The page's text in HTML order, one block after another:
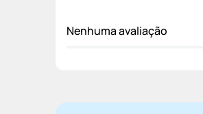
Nenhuma avaliação